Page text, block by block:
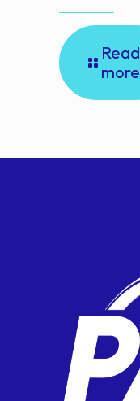
Read
more